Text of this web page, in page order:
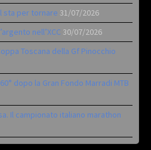
sta per tornare 31/07/2026
nell’XCC 30/07/2026
Toscana della Gf Pinocchio
dopo la Gran Fondo Marradi MTB
Il campionato italiano marathon